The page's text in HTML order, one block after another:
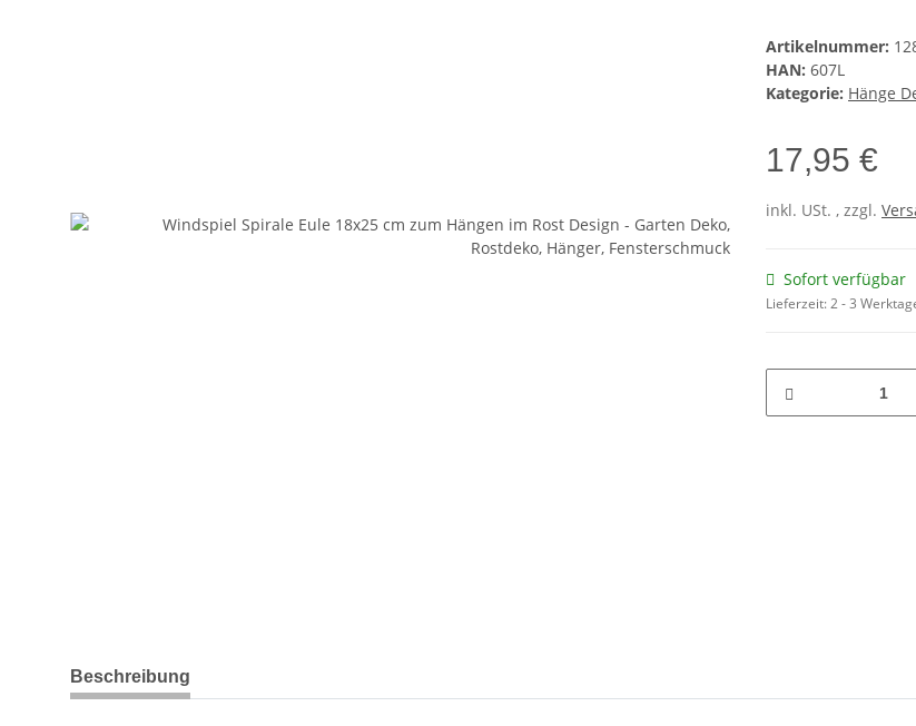
Artikelnummer:
HAN: 607L
Kategorie: Hänge
17,95 €
inkl. USt. , zzgl.
Sofort verfügbar
Lieferzeit:2 - 3
weitere Registerkarten anzeigen
Beschreibung